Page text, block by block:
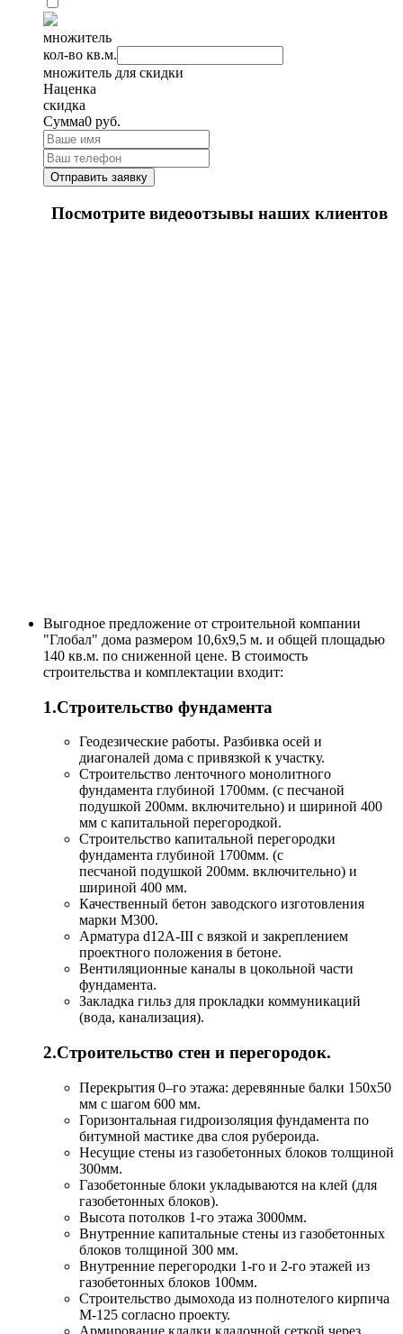
множитель
кол-во кв.м.
множитель для скидки
Наценка
скидка
Сумма0 руб.
Посмотрите видеоотзывы наших клиентов
Выгодное предложение от строительной компании
"Глобал" дома размером 10,6x9,5 м. и общей площадью
140 кв.м. по сниженной цене. В стоимость
строительства и комплектации входит:
1.Строительство фундамента
Геодезические работы. Разбивка осей и
диагоналей дома с привязкой к участку.
Строительство ленточного монолитного
фундамента глубиной 1700мм. (с песчаной
подушкой 200мм. включительно) и шириной 400
мм с капитальной перегородкой.
Строительство капитальной перегородки
фундамента глубиной 1700мм. (с
песчаной подушкой 200мм. включительно) и
шириной 400 мм.
Качественный бетон заводского изготовления
марки M300.
Арматура d12А-III с вязкой и закреплением
проектного положения в бетоне.
Вентиляционные каналы в цокольной части
фундамента.
Закладка гильз для прокладки коммуникаций
(вода, канализация).
2.Строительство стен и перегородок.
Перекрытия 0–го этажа: деревянные балки 150х50
мм с шагом 600 мм.
Горизонтальная гидроизоляция фундамента по
битумной мастике два слоя рубероида.
Несущие стены из газобетонных блоков толщиной
300мм.
Газобетонные блоки укладываются на клей (для
газобетонных блоков).
Высота потолков 1-го этажа 3000мм.
Внутренние капитальные стены из газобетонных
блоков толщиной 300 мм.
Внутренние перегородки 1-го и 2-го этажей из
газобетонных блоков 100мм.
Строительство дымохода из полнотелого кирпича
М-125 согласно проекту.
Армирование кладки кладочной сеткой через